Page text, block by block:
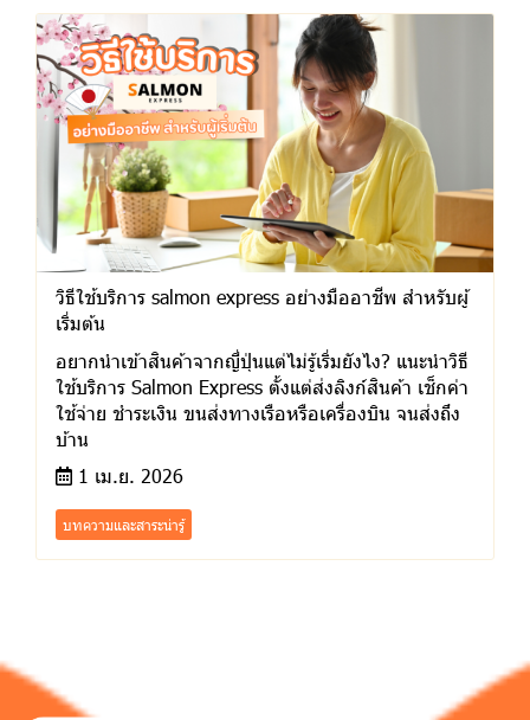
วิธีใช้บริการ salmon express อย่างมืออาชีพ สำหรับผู้
เริ่มต้น
อยากนำเข้าสินค้าจากญี่ปุ่นแต่ไม่รู้เริ่มยังไง? แนะนำวิธี
ใช้บริการ Salmon Express ตั้งแต่ส่งลิงก์สินค้า เช็กค่า
ใช้จ่าย ชำระเงิน ขนส่งทางเรือหรือเครื่องบิน จนส่งถึง
บ้าน
1 เม.ย. 2026
บทความและสาระน่ารู้